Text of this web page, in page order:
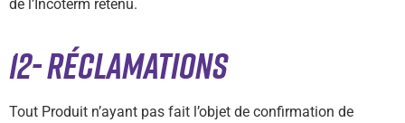
de l’Incoterm retenu.
12- RÉCLAMATIONS
Tout Produit n’ayant pas fait l’objet de confirmation de